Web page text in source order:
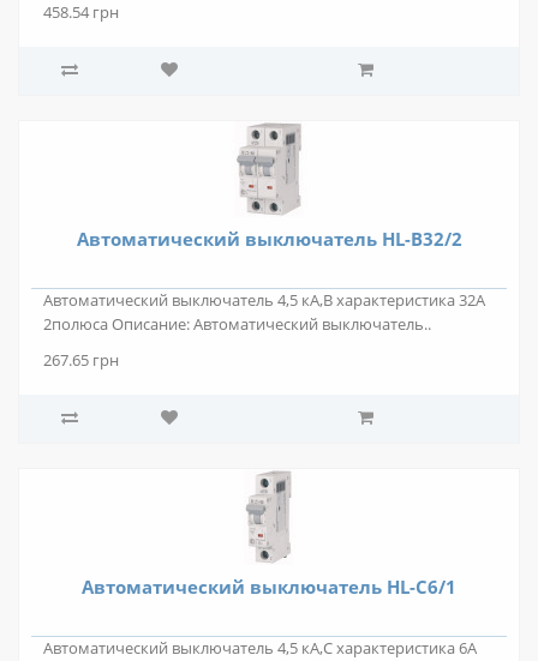
458.54 грн
Автоматический выключатель HL-B32/2
Автоматический выключатель 4,5 кА,В характеристика 32А
2полюса Описание: Автоматический выключатель..
267.65 грн
Автоматический выключатель HL-C6/1
Автоматический выключатель 4,5 кА,С характеристика 6А